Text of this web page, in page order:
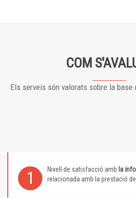
COM
Els serveis són valorats sobre la
1 Nivell de satisfacció amb la
relacionada amb la prestació